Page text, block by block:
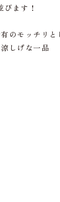
ます！
のモッチリ
しげな一品